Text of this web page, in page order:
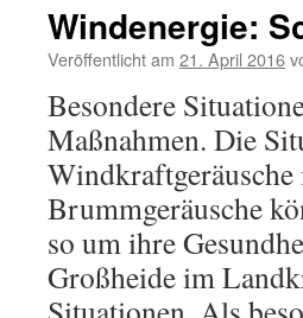
Windenergie:
Veröffentlicht am 21. April 2016
Besondere
Maßnahmen. Die
Brummgeräusche
so um ihre
Großheide im